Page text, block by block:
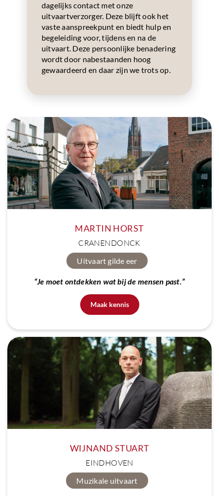
dagelijks contact met onze
uitvaartverzorger. Deze blijft ook het
vaste aanspreekpunt en biedt hulp en
begeleiding voor, tijdens en na de
uitvaart. Deze persoonlijke benadering
wordt door nabestaanden hoog
gewaardeerd en daar zijn we trots op.
MARTIN HORST
CRANENDONCK
Uitvaart gilde eer
“Je moet ontdekken wat bij de mensen past.”
Maak kennis
WIJNAND STUART
EINDHOVEN
Muzikale uitvaart